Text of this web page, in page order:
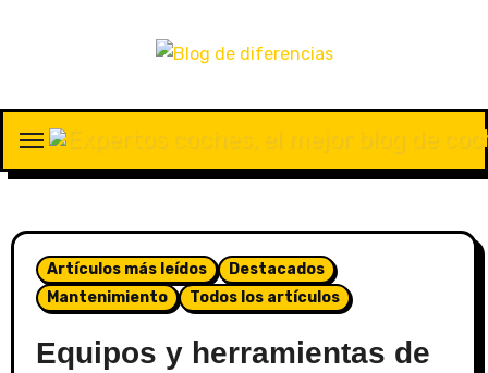
Artículos más leídos
Destacados
Mantenimiento
Todos los artículos
Equipos y herramientas de